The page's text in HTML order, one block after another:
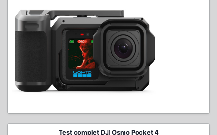
Test complet DJI Osmo Pocket 4